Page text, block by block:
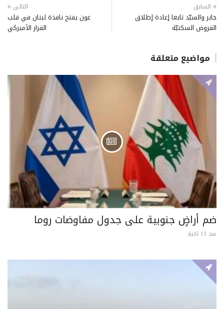
السابق
جابر والسيّد تابعا إعادة إطلاق
القروض السكنيّة
التالى
عون يفتح نافذة لبنان في قلب
القرار الأميركي
مواضيع متعلقة
ضم أراضٍ جنوبية على جدول مفاوضات روما
منذ 13 ثانية